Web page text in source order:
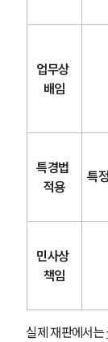
업무상
배임
특경법
적용
특
민사상
책임
실제 재판에서는